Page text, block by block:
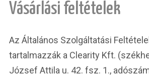
Vásárlási feltételek
Az Általános Szolgáltatási
tartalmazzák a Clearity Kft.
József Attila u. 42. fsz. 1.,